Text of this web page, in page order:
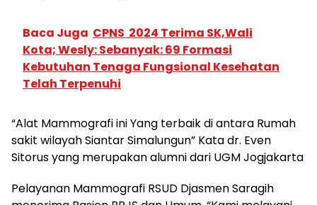
Baca Juga CPNS 2024 Terima SK,Wali
Kota; Wesly: Sebanyak: 69 Formasi
Kebutuhan Tenaga Fungsional Kesehatan
Telah Terpenuhi
“Alat Mammografi ini Yang terbaik di antara Rumah
sakit wilayah Siantar Simalungun” Kata dr. Even
Sitorus yang merupakan alumni dari UGM Jogjakarta
Pelayanan Mammografi RSUD Djasmen Saragih